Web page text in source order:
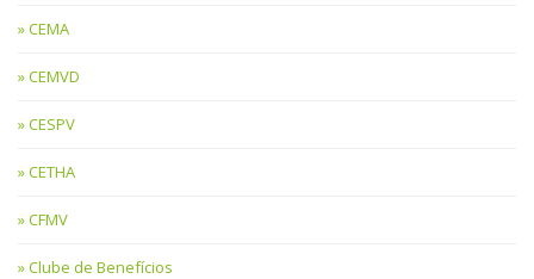
CEMA
CEMVD
CESPV
CETHA
CFMV
Clube de Benefícios